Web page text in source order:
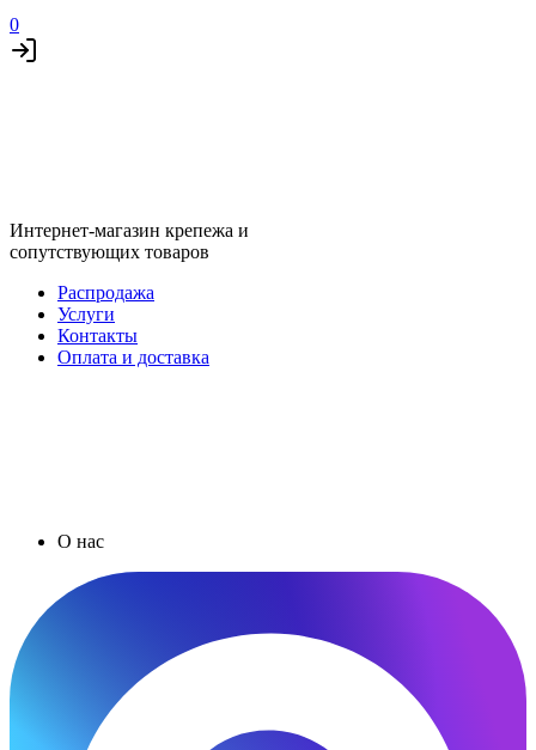
0
Интернет-магазин крепежа и
сопутствующих товаров
Распродажа
Услуги
Контакты
Оплата и доставка
О нас